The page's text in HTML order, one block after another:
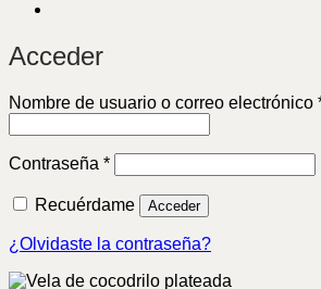
Acceder
Nombre de usuario o correo electrónico
Contraseña *Obligatorio
Recuérdame Acceder
¿Olvidaste la contraseña?